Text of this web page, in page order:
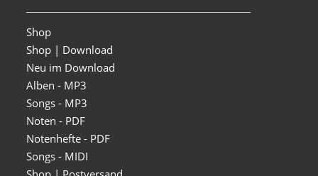
Shop
Shop | Download
Neu im Download
Alben - MP3
Songs - MP3
Noten - PDF
Notenhefte - PDF
Songs - MIDI